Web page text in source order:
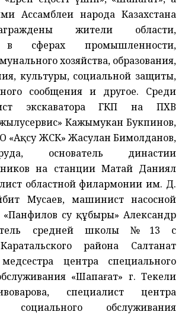
Ассамблеи народа Казахстана
жители области,
в сферах промышленности,
хозяйства, образования,
культуры, социальной защиты,
сообщения и другое. Среди
экскаватора ГКП на ПХВ
Кажымукан Букпинов,
«Ақсу ЖСК» Жасулан Бимолданов,
основатель династии
на станции Матай Даниял
областной филармонии им. Д.
Мусаев, машинист насосной
су құбыры» Александр
средней школы №13 с
района Салтанат
центра специального
«Шапағат» г. Текели
специалист центра
социального обслуживания